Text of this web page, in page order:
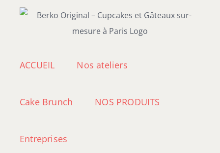
Passer
ACCUEIL Nos ateliers
Cake Brunch NOS PRODUITS
Entreprises